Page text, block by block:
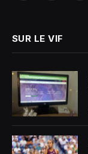
SUR LE VIF